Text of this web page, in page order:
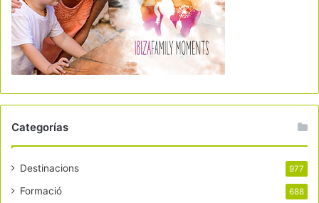
Categorías
Destinacions 977
Formació 688